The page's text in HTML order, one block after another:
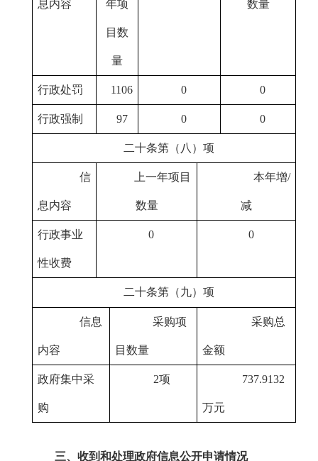
息内容 年项
目数
量
数量
行政处罚 1106 0 0
行政强制 97 0 0
二十条第（八）项
信
息内容
上一年项目
数量
本年增/
减
行政事业
性收费
0 0
二十条第（九）项
信息
内容
采购项
目数量
采购总
金额
政府集中采
购
2项 737.9132
万元
三、收到和处理政府信息公开申请情况